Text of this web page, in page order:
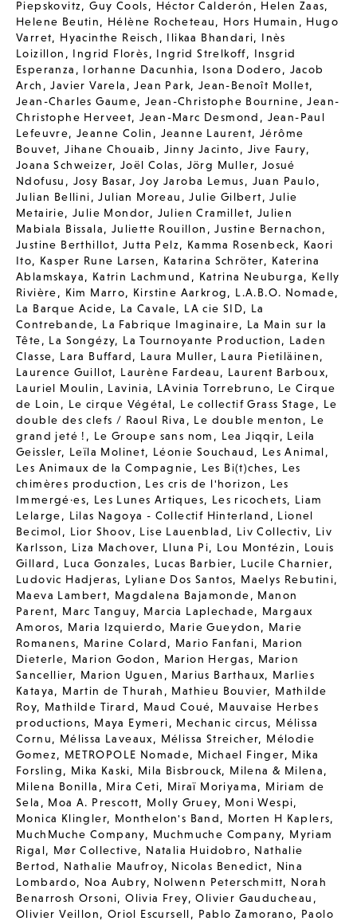
Piepskovitz,Guy Cools, Héctor Calderón , Helen Zaas,
Helene Beutin, Hélène Rocheteau, Hors Humain , Hugo
Varret, Hyacinthe Reisch , Ilikaa Bhandari, Inès
Loizillon , Ingrid Florès, Ingrid Strelkoff, Insgrid
Esperanza , Iorhanne Dacunhia, Isona Dodero, Jacob
Arch ,Javier Varela ,Jean Park, Jean-Benoît Mollet,
Jean-Charles Gaume,Jean-Christophe Bournine,Jean-
Christophe Herveet,Jean-Marc Desmond , Jean-Paul
Lefeuvre,Jeanne Colin , Jeanne Laurent,Jérôme
Bouvet,Jihane Chouaib , Jinny Jacinto, Jive Faury,
Joana Schweizer, Joël Colas, Jörg Muller, Josué
Ndofusu , Josy Basar,Joy Jaroba Lemus, Juan Paulo,
Julian Bellini,Julian Moreau ,Julie Gilbert,Julie
Metairie,Julie Mondor, Julien Cramillet, Julien
Mabiala Bissala, Juliette Rouillon ,Justine Bernachon,
Justine Berthillot,Jutta Pelz, Kamma Rosenbeck, Kaori
Ito, Kasper Rune Larsen, Katarina Schröter, Katerina
Ablamskaya, Katrin Lachmund , Katrina Neuburga, Kelly
Rivière, Kim Marro, Kirstine Aarkrog, L.A.B.O. Nomade,
La Barque Acide, La Cavale, LA cie SID, La
Contrebande, La Fabrique Imaginaire, La Main sur la
Tête, La Songézy, La Tournoyante Production, Laden
Classe, Lara Buffard, Laura Muller, Laura Pietiläinen,
Laurence Guillot, Laurène Fardeau, Laurent Barboux,
Lauriel Moulin , Lavinia, LAvinia Torrebruno, Le Cirque
de Loin , Le cirque Végétal, Le collectif Grass Stage, Le
double des clefs / Raoul Riva , Le double menton , Le
grand jeté ! , Le Groupe sans nom , Lea Jiqqir, Leila
Geissler, Leïla Molinet, Léonie Souchaud, Les Animal,
Les Animaux de la Compagnie, Les Bi(t)ches, Les
chimères production , Les cris de l'horizon , Les
Immergé·es, Les Lunes Artiques, Les ricochets, Liam
Lelarge, Lilas Nagoya - Collectif Hinterland , Lionel
Becimol, Lior Shoov, Lise Lauenblad, Liv Collectiv, Liv
Karlsson, Liza Machover, Lluna Pi, Lou Montézin , Louis
Gillard , Luca Gonzales, Lucas Barbier, Lucile Charnier,
Ludovic Hadjeras, Lyliane Dos Santos, Maelys Rebutini,
Maeva Lambert, Magdalena Bajamonde, Manon
Parent, Marc Tanguy, Marcia Laplechade, Margaux
Amoros, Maria Izquierdo, Marie Gueydon, Marie
Romanens, Marine Colard, Mario Fanfani, Marion
Dieterle, Marion Godon , Marion Hergas, Marion
Sancellier, Marion Uguen , Marius Barthaux, Marlies
Kataya, Martin de Thurah , Mathieu Bouvier, Mathilde
Roy, Mathilde Tirard, Maud Coué, Mauvaise Herbes
productions, Maya Eymeri, Mechanic circus, Mélissa
Cornu, Mélissa Laveaux, Mélissa Streicher, Mélodie
Gomez, METROPOLE Nomade, Michael Finger, Mika
Forsling, Mika Kaski, Mila Bisbrouck, Milena & Milena,
Milena Bonilla , Mira Ceti, Miraï Moriyama, Miriam de
Sela , Moa A. Prescott, Molly Gruey, Moni Wespi,
Monica Klingler, Monthelon's Band, Morten H Kaplers,
MuchMuche Company, Muchmuche Company, Myriam
Rigal, Mør Collective,Natalia Huidobro,Nathalie
Bertod,Nathalie Maufroy,Nicolas Benedict, Nina
Lombardo,Noa Aubry,Nolwenn Peterschmitt,Norah
Benarrosh Orsoni,Olivia Frey,Olivier Gauducheau ,
Olivier Veillon, Oriol Escursell, Pablo Zamorano, Paolo